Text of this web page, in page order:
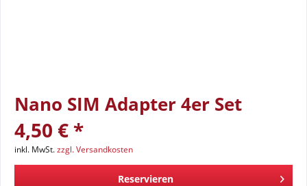
Nano SIM Adapter 4er Set
4,50 € *
inkl. MwSt.zzgl. Versandkosten
Reservieren